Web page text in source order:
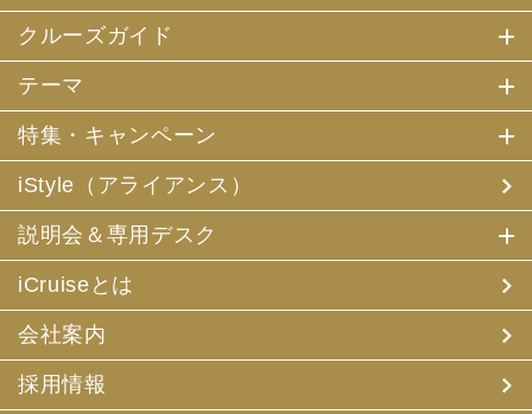
クルーズガイド
テーマ
特集・キャンペーン
iStyle（アライアンス）
説明会＆専用デスク
iCruiseとは
会社案内
採用情報